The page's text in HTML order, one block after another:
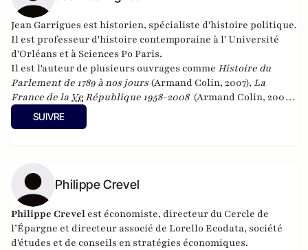
Jean Garrigues est historien, spécialiste d'histoire politique.
Il est professeur d'histoire contemporaine à l' Université
d'Orléans et à Sciences Po Paris.
Il est l'auteur de plusieurs ouvrages comme Histoire du
Parlement de 1789 à nos jours (Armand Colin, 2007), La
France de la Ve République 1958-2008 (Armand Colin, 2008)
et
Les hommes providentiels : histoire d’une fascination
française
(Seuil, 2012). Son dernier livre,
SUIVRE
Philippe Crevel
Philippe Crevel est économiste, directeur du Cercle de
l’Épargne et directeur associé de Lorello Ecodata, société
d'études et de conseils en stratégies économiques.